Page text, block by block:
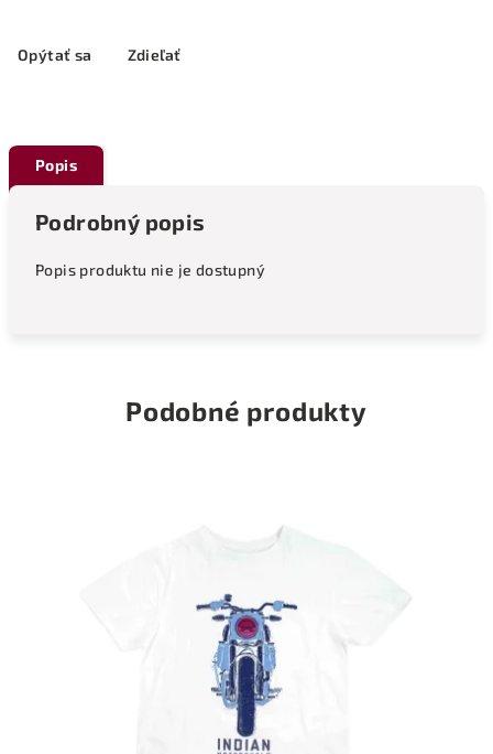
Opýtať sa Zdieľať
Popis
Podrobný popis
Popis produktu nie je dostupný
Podobné produkty